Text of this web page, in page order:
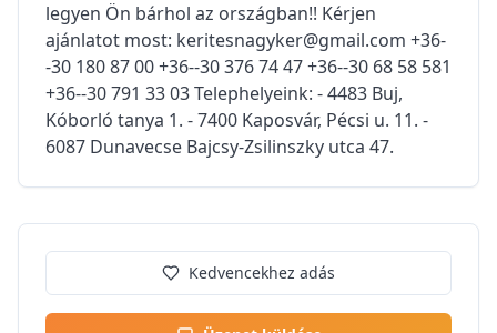
legyen Ön bárhol az országban!! Kérjen
ajánlatot most: keritesnagyker@gmail.com +36-
-30 180 87 00 +36--30 376 74 47 +36--30 68 58 581
+36--30 791 33 03 Telephelyeink: - 4483 Buj,
Kóborló tanya 1. - 7400 Kaposvár, Pécsi u. 11. -
6087 Dunavecse Bajcsy-Zsilinszky utca 47.
Kedvencekhez adás